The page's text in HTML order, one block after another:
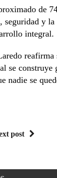
de
y
integral.
se construye
nadie se
post